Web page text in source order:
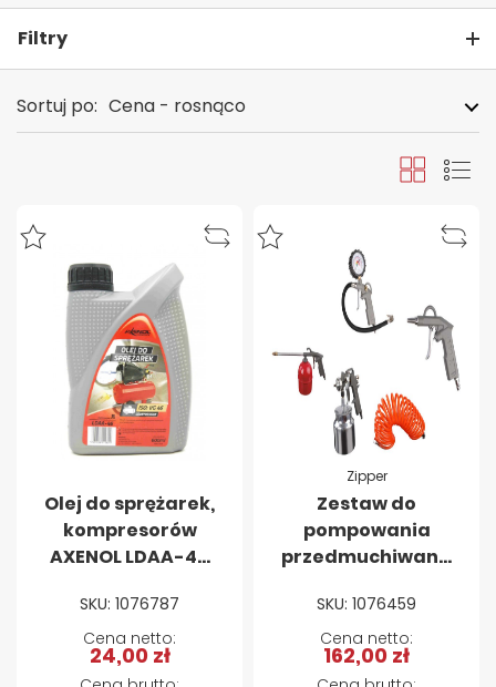
Sortuj po: Cena - rosnąco
SiatkaLista
Olej do sprężarek,
kompresorów
AXENOL LDAA-46
SKU: 1076787
24,00 zł
Zipper
Zestaw do
pompowania
przedmuchiwania
Zipper ZI-
COMZUB5
SKU: 1076459
162,00 zł
Filtry